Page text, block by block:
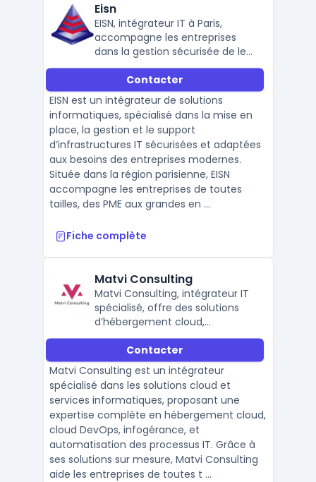
Eisn
EISN, intégrateur IT à Paris,
accompagne les entreprises
dans la gestion sécurisée de leur
infrastructure, la cybersécurité,
et le support technique, avec
des solutions sur mesure et
performantes.
Contacter
EISN est un intégrateur de solutions
informatiques, spécialisé dans la mise en
place, la gestion et le support
d’infrastructures IT sécurisées et adaptées
aux besoins des entreprises modernes.
Située dans la région parisienne, EISN
accompagne les entreprises de toutes
tailles, des PME aux grandes en ...
Fiche complète
Matvi Consulting
Matvi Consulting, intégrateur IT
spécialisé, offre des solutions
d’hébergement cloud,
infogérance, et automatisation
pour optimiser les
infrastructures et processus IT.
Contacter
Matvi Consulting est un intégrateur
spécialisé dans les solutions cloud et
services informatiques, proposant une
expertise complète en hébergement cloud,
cloud DevOps, infogérance, et
automatisation des processus IT. Grâce à
ses solutions sur mesure, Matvi Consulting
aide les entreprises de toutes t ...